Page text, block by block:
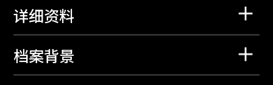
详细资料
档案背景